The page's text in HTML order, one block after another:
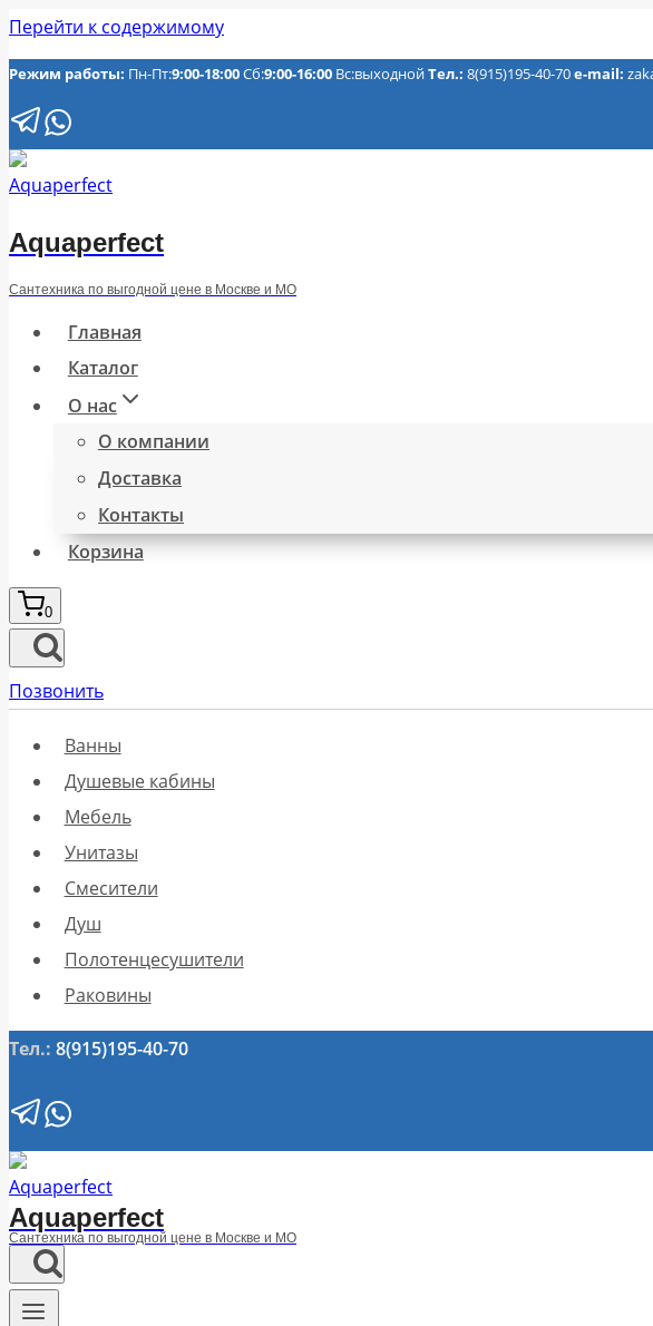
Перейти к содержимому
Режим работы: Пн-Пт:9:00-18:00Сб:9:00-16:00 Вс:выходнойТел.: 8(915)195-40-70e-mail:
Aquaperfect
Сантехника по выгодной цене в Москве и МО
Главная
Каталог
О нас
О компании
Доставка
Контакты
Корзина
0
Позвонить
Ванны
Душевые кабины
Мебель
Унитазы
Смесители
Душ
Полотенцесушители
Раковины
Тел.: 8(915)195-40-70
Aquaperfect
Сантехника по выгодной цене в Москве и МО